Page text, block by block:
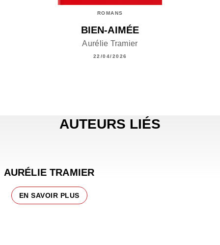
ROMANS
BIEN-AIMÉE
Aurélie Tramier
22/04/2026
AUTEURS LIÉS
AURÉLIE TRAMIER
EN SAVOIR PLUS